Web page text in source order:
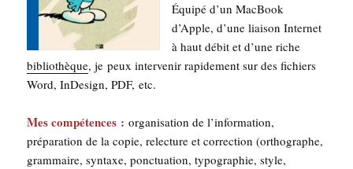
Équi­pé d’un Mac­Book
d’Apple, d’une liai­son Inter­net
à haut débit et d’une riche
biblio­thèque, je peux inter­ve­nir rapi­de­ment sur des fichiers
Word, InDe­si­gn, PDF, etc.
Mes com­pé­tences : orga­ni­sa­tion de l’information,
pré­pa­ra­tion de la copie, relec­ture et cor­rec­tion (ortho­graphe,
gram­maire, syn­taxe, ponc­tua­tion, typo­gra­phie, style,